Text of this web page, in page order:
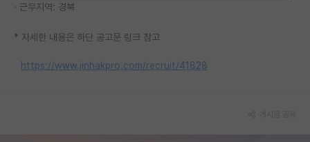
연구실(PI) 홍보 게시판
석박사 채용 정보 게시판
임용 정보 게시판
· 근무지역: 경북
* 자세한 내용은 하단 공고문 링크 참고
https://www.jinhakpro.com/recruit/41828